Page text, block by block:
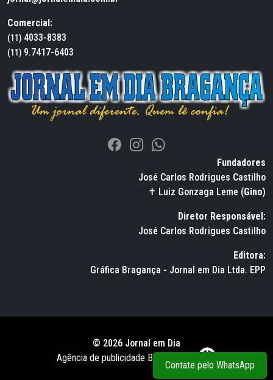
Comercial:
(11) 4033-8383
(11) 9.7417-6403
Fundadores
José Carlos Rodrigues Castilho
✝ Luiz Gonzaga Leme (Gino)
Diretor Responsável:
José Carlos Rodrigues Castilho
Editora:
Gráfica Bragança - Jornal em Dia Ltda. EPP
© 2026 Jornal em Dia
Agência de publicidade BWS RUSSO
Contate pelo WhatsApp